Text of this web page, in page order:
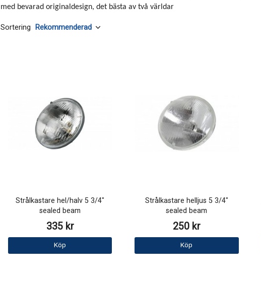
med bevarad originaldesign, det bästa av två världar
Sortering
Strålkastare hel/halv 5 3/4"
sealed beam
335 kr
Köp
Strålkastare helljus 5 3/4"
sealed beam
250 kr
Köp